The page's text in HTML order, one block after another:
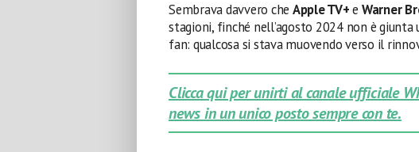
Sembrava davvero che Apple TV+e Warner
stagioni, finché nell’agosto 2024 non è
fan: qualcosa si stava muovendo verso il
Clicca qui per unirti al canale ufficiale
news in un unico posto sempre con te.